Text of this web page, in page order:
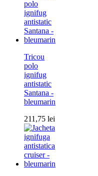
Tricou
polo
ignifug
antistatic
Santana -
bleumarin
211,75 lei